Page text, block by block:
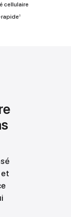
cellulaire
◊Renvoi
et